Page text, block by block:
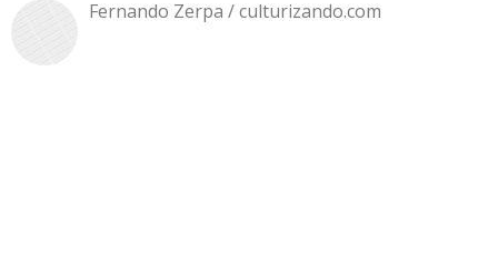
Fernando Zerpa / culturizando.com